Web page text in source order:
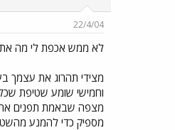
22/4/04
לא ממש אכפת לי מה
מצידי תהרוג את עצמך
וחמישי שומע שטיפת שכל
מצפה שבאמת תפנים
מספיק כדי להמנע